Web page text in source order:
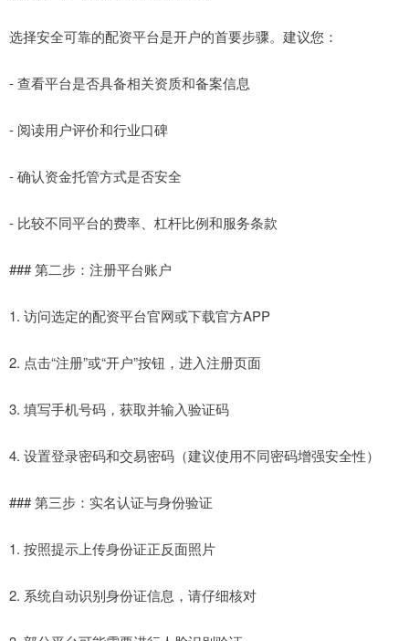
选择安全可靠的配资平台是开户的首要步骤。建议您：
- 查看平台是否具备相关资质和备案信息
- 阅读用户评价和行业口碑
- 确认资金托管方式是否安全
- 比较不同平台的费率、杠杆比例和服务条款
### 第二步：注册平台账户
1. 访问选定的配资平台官网或下载官方APP
2. 点击“注册”或“开户”按钮，进入注册页面
3. 填写手机号码，获取并输入验证码
4. 设置登录密码和交易密码（建议使用不同密码增强安全性）
### 第三步：实名认证与身份验证
1. 按照提示上传身份证正反面照片
2. 系统自动识别身份证信息，请仔细核对